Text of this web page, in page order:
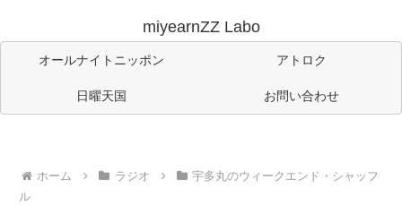
miyearnZZ Labo
オールナイトニッポン アトロク
日曜天国 お問い合わせ
ホーム ラジオ
宇多丸のウィークエンド・シャッフ
ル